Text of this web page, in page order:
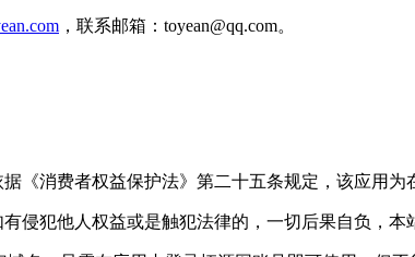
，联系邮箱：toyean@qq.com。
《消费者权益保护法》第二十五条规定，该应用
侵犯他人权益或是触犯法律的，一切后果自负，本